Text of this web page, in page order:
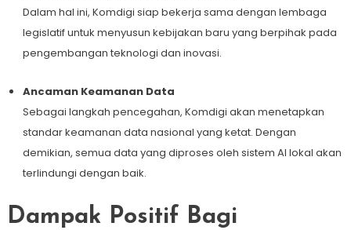
Dalam hal ini, Komdigi siap bekerja sama dengan lembaga
legislatif untuk menyusun kebijakan baru yang berpihak pada
pengembangan teknologi dan inovasi.
Ancaman Keamanan Data
Sebagai langkah pencegahan, Komdigi akan menetapkan
standar keamanan data nasional yang ketat. Dengan
demikian, semua data yang diproses oleh sistem AI lokal akan
terlindungi dengan baik.
Dampak Positif Bagi